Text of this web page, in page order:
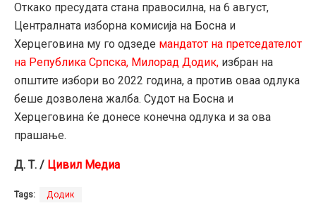
Откако пресудата стана правосилна, на 6 август,
Централната изборна комисија на Босна и
Херцеговина му го одзеде мандатот на претседателот
на Република Српска, Милорад Додик, избран на
општите избори во 2022 година, а против оваа одлука
беше дозволена жалба. Судот на Босна и
Херцеговина ќе донесе конечна одлука и за ова
прашање.
Д. Т. / Цивил Медиа
Tags: Додик